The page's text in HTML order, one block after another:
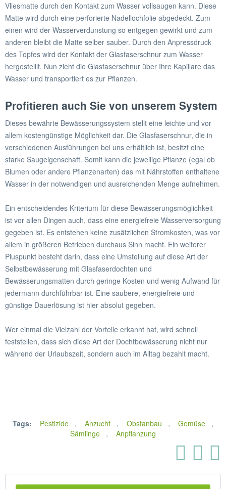
Vliesmatte durch den Kontakt zum Wasser vollsaugen kann. Diese
Matte wird durch eine perforierte Nadellochfolie abgedeckt. Zum
einen wird der Wasserverdunstung so entgegen gewirkt und zum
anderen bleibt die Matte selber sauber. Durch den Anpressdruck
des Topfes wird der Kontakt der Glasfaserschnur zum Wasser
hergestelllt. Nun zieht die Glasfaserschnur über Ihre Kapillare das
Wasser und transportiert es zur Pflanzen.
Profitieren auch Sie von unserem System
Dieses bewährte Bewässerungssystem stellt eine leichte und vor
allem kostengünstige Möglichkeit dar. Die Glasfaserschnur, die in
verschiedenen Ausführungen bei uns erhältlich ist, besitzt eine
starke Saugeigenschaft. Somit kann die jeweilige Pflanze (egal ob
Blumen oder andere Pflanzenarten) das mit Nährstoffen enthaltene
Wasser in der notwendigen und ausreichenden Menge aufnehmen.
Ein entscheidendes Kriterium für diese Bewässerungsmöglichkeit
ist vor allen Dingen auch, dass eine energiefreie Wasserversorgung
gegeben ist. Es entstehen keine zusätzlichen Stromkosten, was vor
allem in größeren Betrieben durchaus Sinn macht. Ein weiterer
Pluspunkt besteht darin, dass eine Umstellung auf diese Art der
Selbstbewässerung mit Glasfaserdochten und
Bewässerungsmatten durch geringe Kosten und wenig Aufwand für
jedermann durchführbar ist. Eine saubere, energiefreie und
günstige Dauerlösung ist hier absolut gegeben.
Wer einmal die Vielzahl der Vorteile erkannt hat, wird schnell
feststellen, dass sich diese Art der Dochtbewässerung nicht nur
während der Urlaubszeit, sondern auch im Alltag bezahlt macht.
Tags: Pestizide , Anzucht , Obstanbau , Gemüse
,
Sämlinge
, Anpflanzung